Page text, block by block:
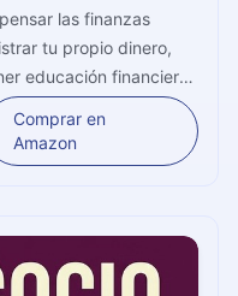
las finanzas
tu propio dinero,
educación financiera
y ricos en el
Comprar en
Amazon